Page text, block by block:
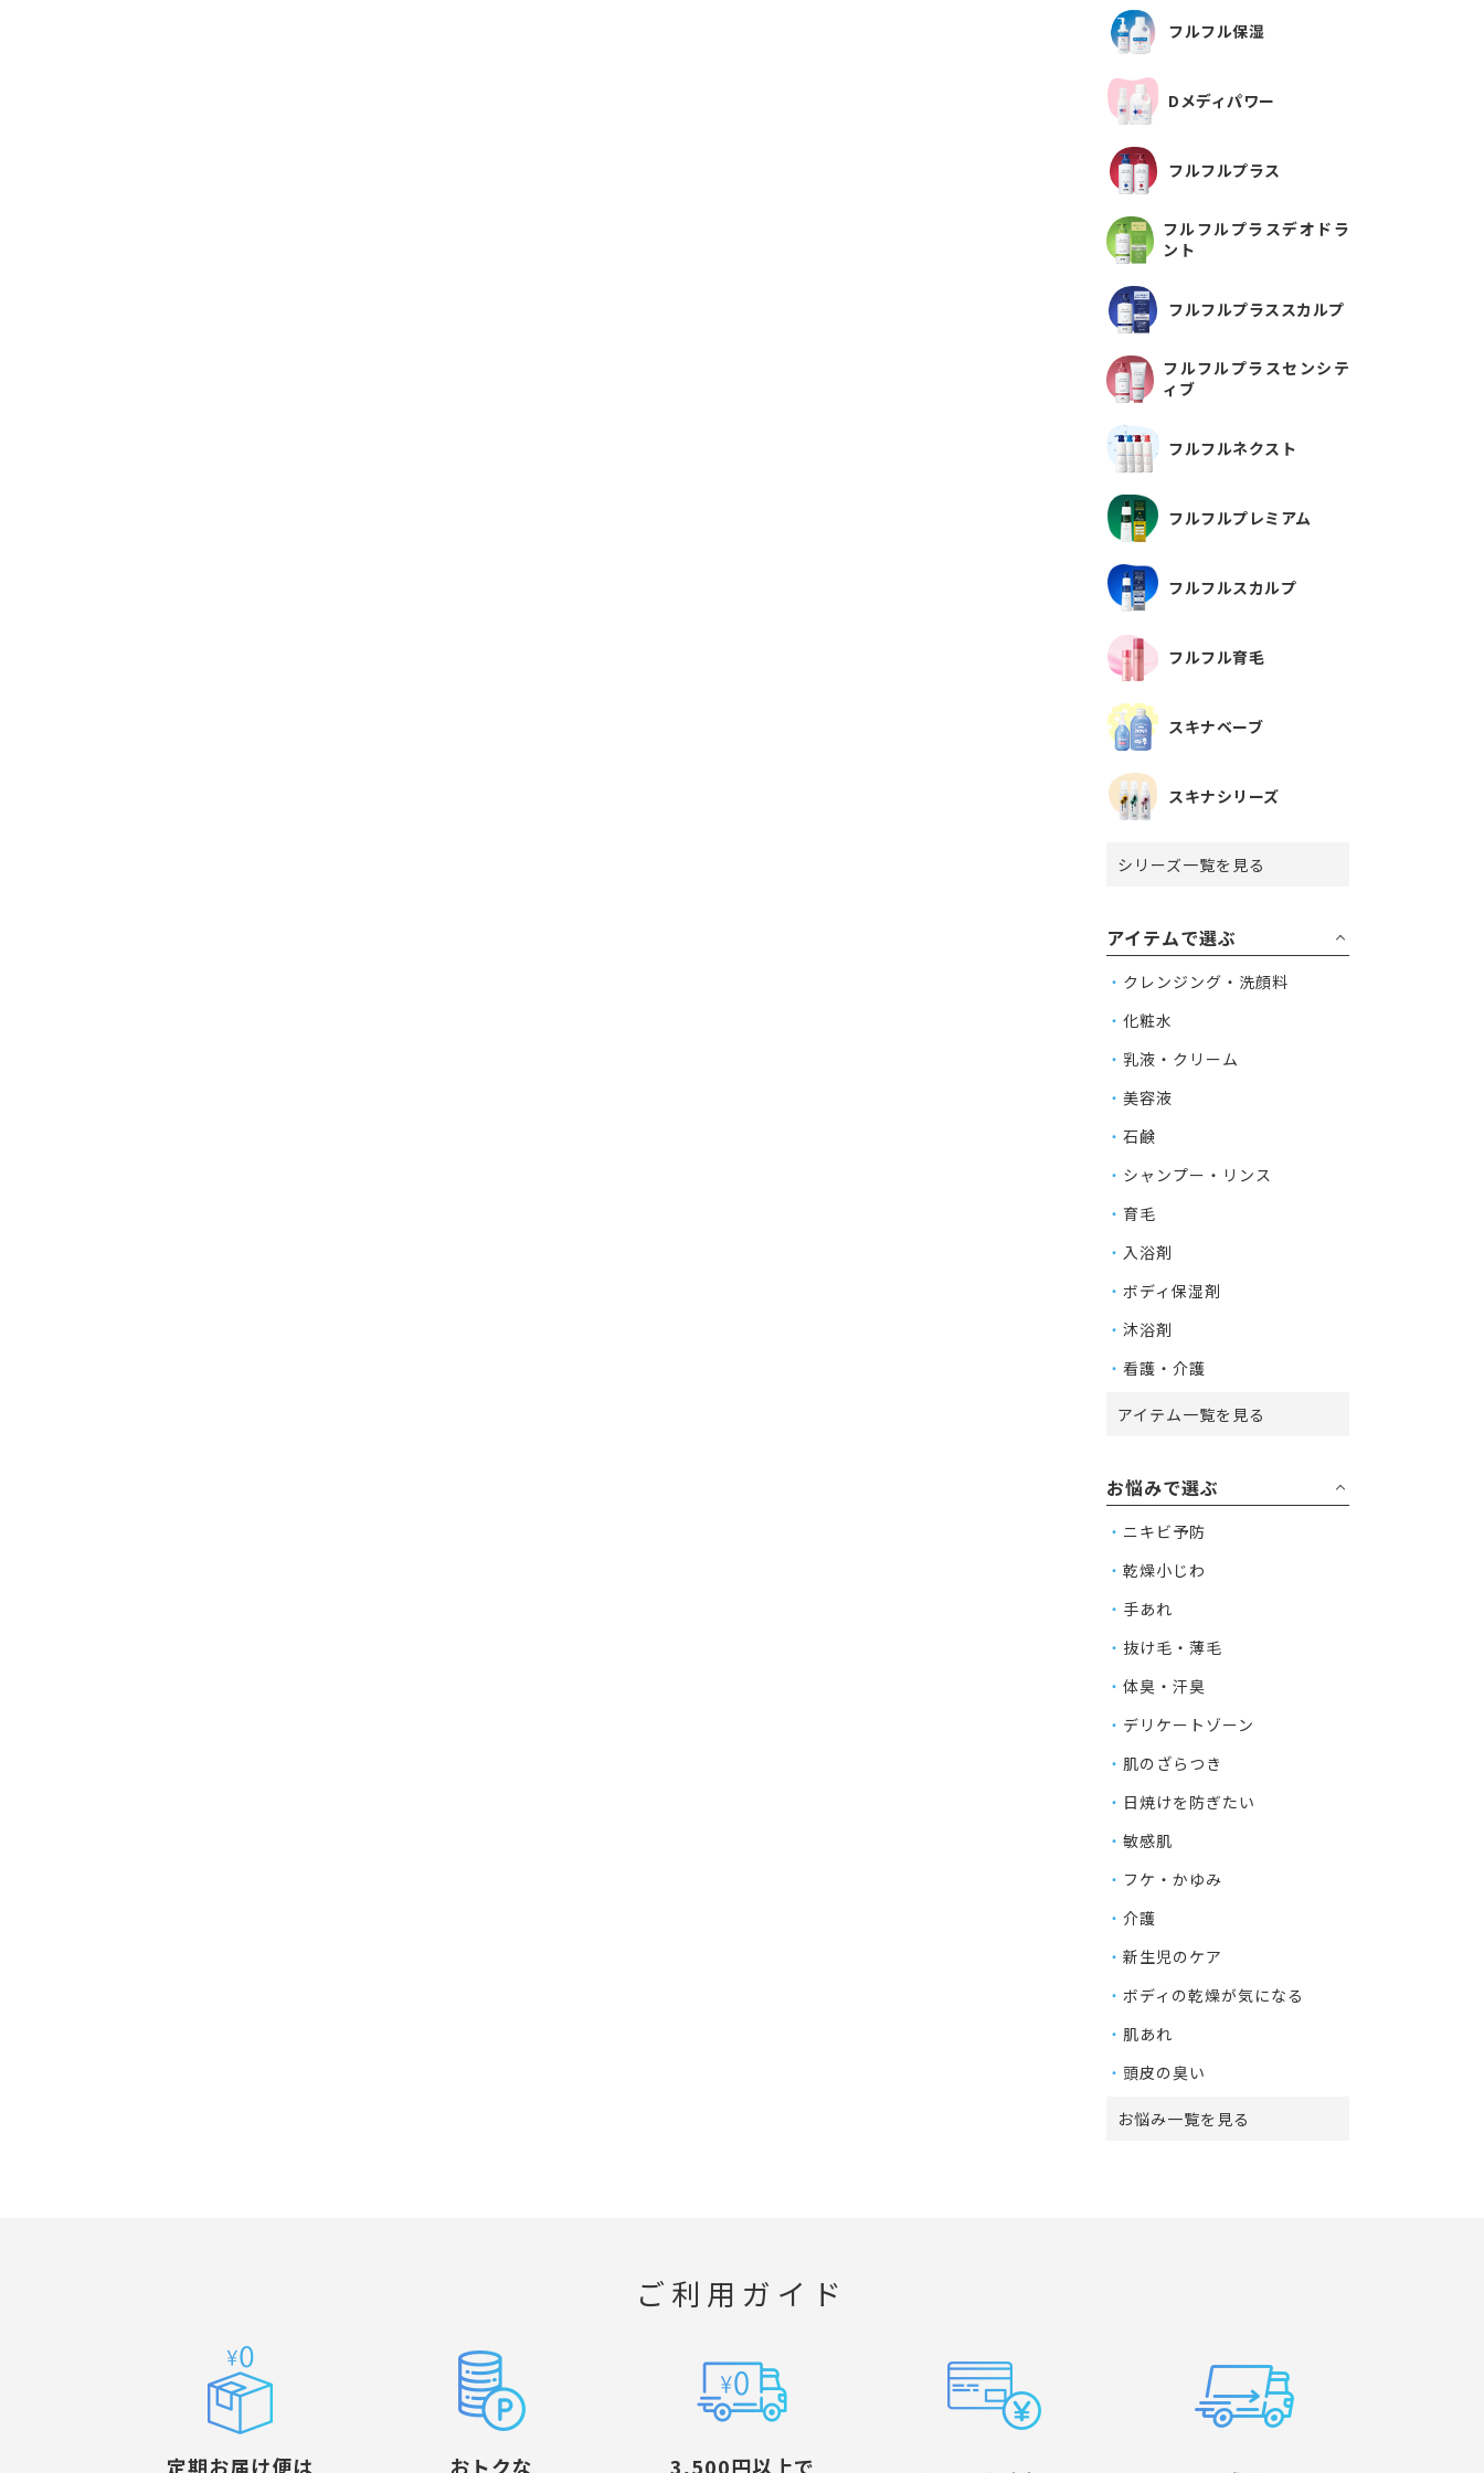
フルフル保湿
Dメディパワー
フルフルプラス
フルフルプラスデオドラ
ント
フルフルプラススカルプ
フルフルプラスセンシテ
ィブ
フルフルネクスト
フルフルプレミアム
フルフルスカルプ
フルフル育毛
スキナベーブ
スキナシリーズ
シリーズ一覧を見る
アイテムで選ぶ
クレンジング・洗顔料
化粧水
乳液・クリーム
美容液
石鹸
シャンプー・リンス
育毛
入浴剤
ボディ保湿剤
沐浴剤
看護・介護
アイテム一覧を見る
お悩みで選ぶ
ニキビ予防
乾燥小じわ
手あれ
抜け毛・薄毛
体臭・汗臭
デリケートゾーン
肌のざらつき
日焼けを防ぎたい
敏感肌
フケ・かゆみ
介護
新生児のケア
ボディの乾燥が気になる
肌あれ
頭皮の臭い
お悩み一覧を見る
ご利用ガイド
定期お届け便は おトクな 3,500円以上で